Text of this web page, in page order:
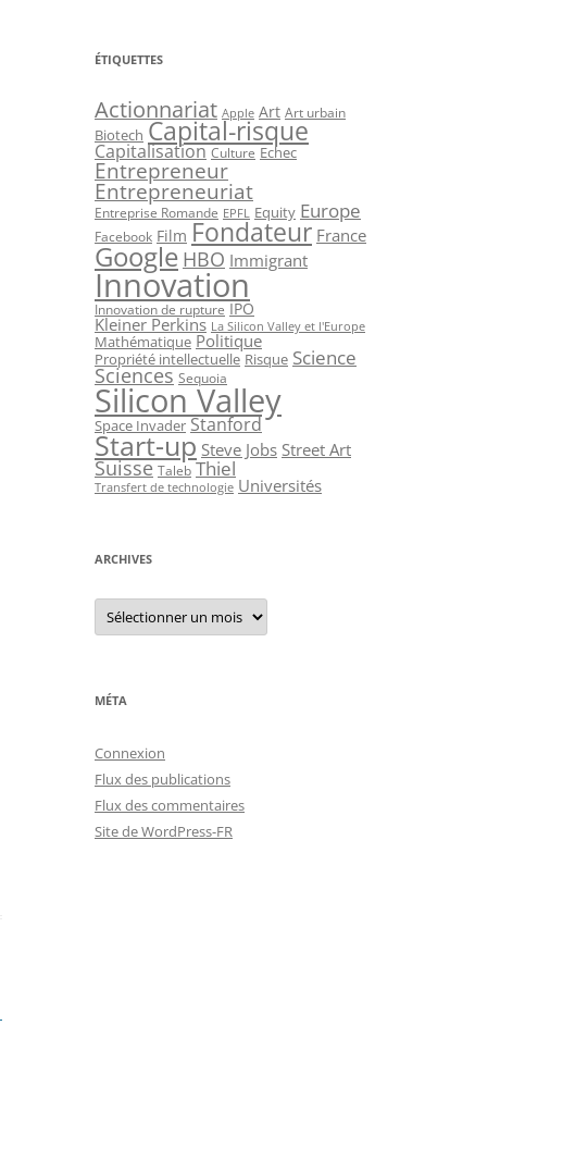
ÉTIQUETTES
Actionnariat Apple Art Art urbain
Biotech Capital-risque
Capitalisation Culture Echec
Entrepreneur
Entrepreneuriat
Entreprise Romande EPFL Equity Europe
Facebook Film Fondateur France
Google HBO Immigrant
Innovation
Innovation de rupture IPO
Kleiner Perkins La Silicon Valley et l'Europe
Mathématique Politique
Propriété intellectuelle Risque Science
Sciences Sequoia
Silicon Valley
Space Invader Stanford
Start-up Steve Jobs Street Art
Suisse Taleb Thiel
Transfert de technologie Universités
ARCHIVES
Archives
MÉTA
Connexion
Flux des publications
Flux des commentaires
Site de WordPress-FR